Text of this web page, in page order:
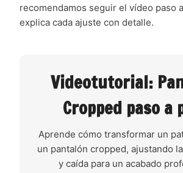
recomendamos seguir el vídeo paso
explica cada ajuste con detalle.
Videotutorial:
Cropped paso a
Aprende cómo transformar un
un pantalón cropped, ajustando
y caída para un acabado